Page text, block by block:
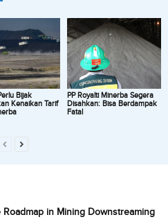
Bijak
Kenaikan Tarif
PP Royalti Minerba Segera
Disahkan: Bisa Berdampak
Fatal
in Mining Downstreaming